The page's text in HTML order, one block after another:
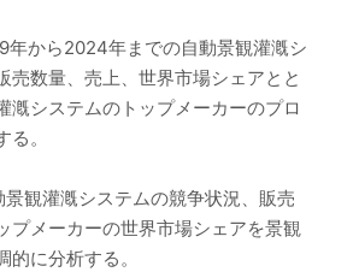
年から2024年までの自動景観灌漑シ
売数量、売上、世界市場シェアとと
漑システムのトップメーカーのプロ
。
観灌漑システムの競争状況、販売
プメーカーの世界市場シェアを景観
に分析する。